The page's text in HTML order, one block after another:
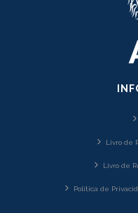
Livro de
Livro de
Política de